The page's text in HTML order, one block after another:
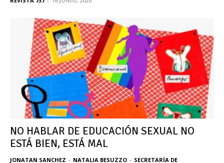
NO HABLAR DE EDUCACIÓN SEXUAL NO
ESTÁ BIEN, ESTÁ MAL
JONATAN SANCHEZ - NATALIA BESUZZO - SECRETARÍA DE